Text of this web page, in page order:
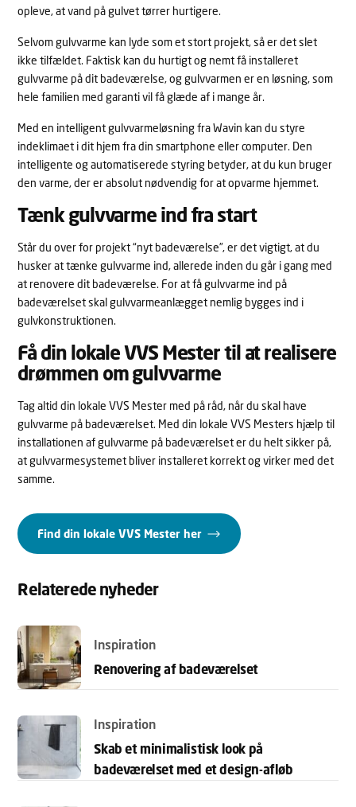
opleve, at vand på gulvet tørrer hurtigere.
Selvom gulvvarme kan lyde som et stort projekt, så er det slet
ikke tilfældet. Faktisk kan du hurtigt og nemt få installeret
gulvvarme på dit badeværelse, og gulvvarmen er en løsning, som
hele familien med garanti vil få glæde af i mange år.
Med en intelligent gulvvarmeløsning fra Wavin kan du styre
indeklimaet i dit hjem fra din smartphone eller computer. Den
intelligente og automatiserede styring betyder, at du kun bruger
den varme, der er absolut nødvendig for at opvarme hjemmet.
Tænk gulvvarme ind fra start
Står du over for projekt “nyt badeværelse”, er det vigtigt, at du
husker at tænke gulvvarme ind, allerede inden du går i gang med
at renovere dit badeværelse. For at få gulvvarme ind på
badeværelset skal gulvvarmeanlægget nemlig bygges ind i
gulvkonstruktionen.
Få din lokale VVS Mester til at realisere
drømmen om gulvvarme
Tag altid din lokale VVS Mester med på råd, når du skal have
gulvvarme på badeværelset. Med din lokale VVS Mesters hjælp til
installationen af gulvvarme på badeværelset er du helt sikker på,
at gulvvarmesystemet bliver installeret korrekt og virker med det
samme.
Find din lokale VVS Mester her
Relaterede nyheder
Inspiration
Renovering af badeværelset
Inspiration
Skab et minimalistisk look på
badeværelset med et design-afløb